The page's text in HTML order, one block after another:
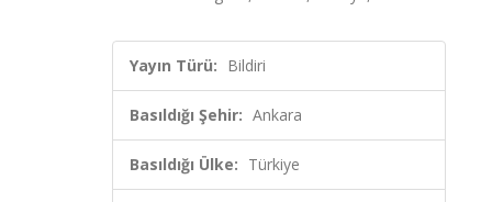
Yayın Türü: Bildiri
Basıldığı Şehir: Ankara
Basıldığı Ülke: Türkiye